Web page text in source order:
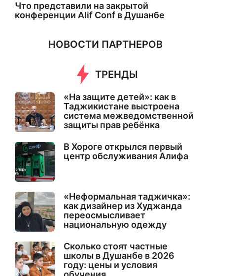
Что представили на закрытой
конференции Alif Conf в Душанбе
НОВОСТИ ПАРТНЕРОВ
ТРЕНДЫ
«На защите детей»: как в
Таджикистане выстроена
система межведомственной
защиты прав ребёнка
В Хороге открылся первый
центр обслуживания Алифа
«Неформальная таджичка»:
как дизайнер из Худжанда
переосмысливает
национальную одежду
Сколько стоят частные
школы в Душанбе в 2026
году: цены и условия